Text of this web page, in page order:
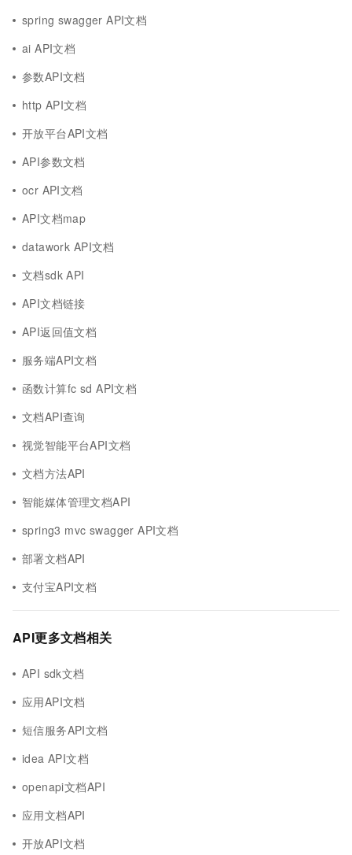
spring swagger API文档
ai API文档
参数API文档
http API文档
开放平台API文档
API参数文档
ocr API文档
API文档map
datawork API文档
文档sdk API
API文档链接
API返回值文档
服务端API文档
函数计算fc sd API文档
文档API查询
视觉智能平台API文档
文档方法API
智能媒体管理文档API
spring3 mvc swagger API文档
部署文档API
支付宝API文档
API更多文档相关
API sdk文档
应用API文档
短信服务API文档
idea API文档
openapi文档API
应用文档API
开放API文档